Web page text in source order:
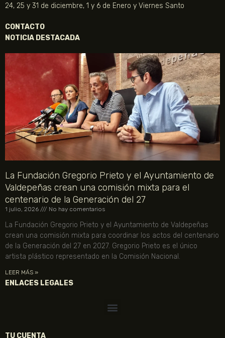
24, 25 y 31 de diciembre, 1 y 6 de Enero y Viernes Santo
CONTACTO
NOTICIA DESTACADA
La Fundación Gregorio Prieto y el Ayuntamiento de
Valdepeñas crean una comisión mixta para el
centenario de la Generación del 27
1 julio, 2026 No hay comentarios
La Fundación Gregorio Prieto y el Ayuntamiento de Valdepeñas
crean una comisión mixta para coordinar los actos del centenario
de la Generación del 27 en 2027. Gregorio Prieto es el único
artista plástico representado en la Comisión Nacional.
LEER MÁS »
ENLACES LEGALES
TU CUENTA